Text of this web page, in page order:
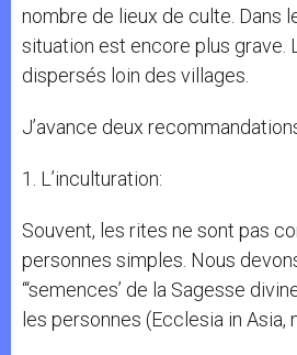
nombre de lieux de culte. Dans
situation est encore plus grave.
dispersés loin des villages.
J’avance deux
1. L’inculturation:
Souvent, les rites ne sont pas
personnes simples. Nous
“‘semences’ de la Sagesse
les personnes (Ecclesia in Asia,